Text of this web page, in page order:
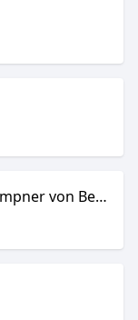
Reinhard Mey – Ich bin Klempner von Beruf